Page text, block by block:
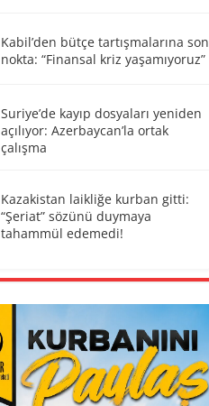
Kabil’den bütçe tartışmalarına son
nokta: “Finansal kriz yaşamıyoruz”
Suriye’de kayıp dosyaları yeniden
açılıyor: Azerbaycan’la ortak
çalışma
Kazakistan laikliğe kurban gitti:
“Şeriat” sözünü duymaya
tahammül edemedi!